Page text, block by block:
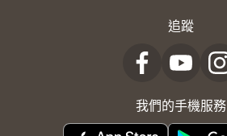
追蹤
我們的手機服務